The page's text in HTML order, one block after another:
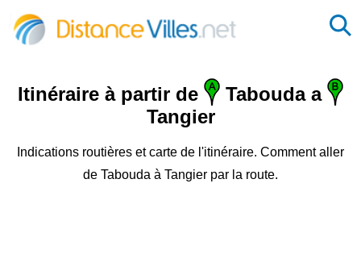
Itinéraire à partir de
Tabouda a
Tangier
Indications routières et carte de l'itinéraire. Comment aller
de Tabouda à Tangier par la route.